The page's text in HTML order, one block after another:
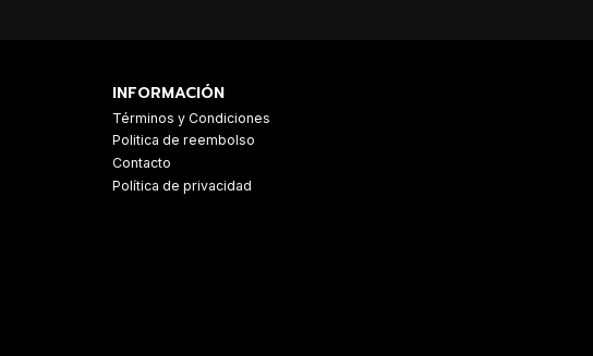
INFORMACIÓN
Términos y Condiciones
Politica de reembolso
Contacto
Política de privacidad